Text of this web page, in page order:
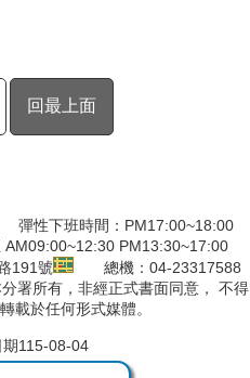
回最上面
性下班時間：PM17:00~18:00
PM13:30~17:00
191號
總機：04-23317588
署所有，非經正式書面同意， 不得
載於任何形式媒體。
115-08-04